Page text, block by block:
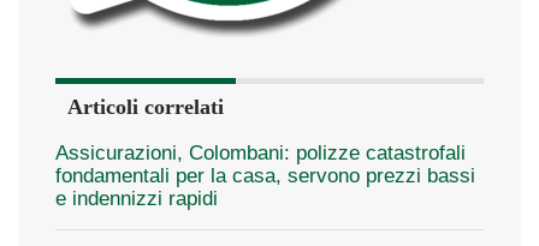
Articoli correlati
Assicurazioni, Colombani: polizze catastrofali
fondamentali per la casa, servono prezzi bassi
e indennizzi rapidi